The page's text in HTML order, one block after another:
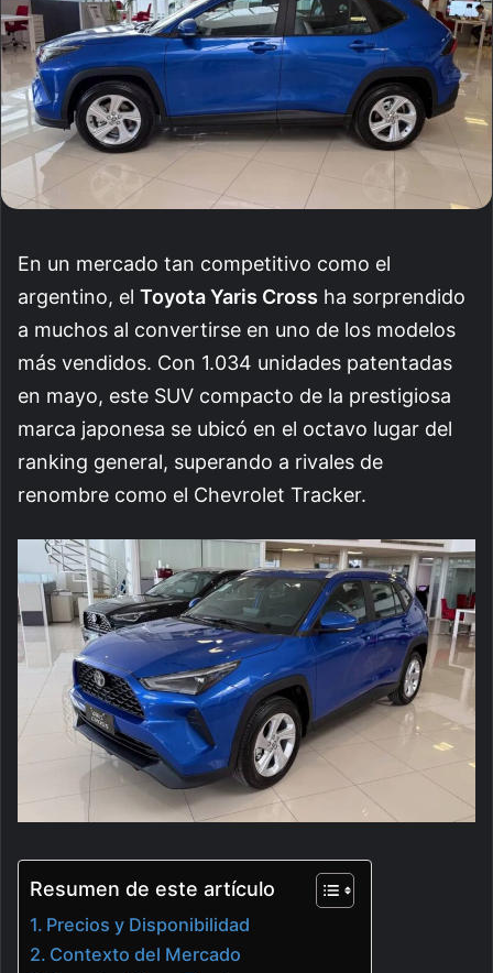
En un mercado tan competitivo como el
argentino, el Toyota Yaris Cross ha sorprendido
a muchos al convertirse en uno de los modelos
más vendidos. Con 1.034 unidades patentadas
en mayo, este SUV compacto de la prestigiosa
marca japonesa se ubicó en el octavo lugar del
ranking general, superando a rivales de
renombre como el Chevrolet Tracker.
Resumen de este artículo
Precios y Disponibilidad
Contexto del Mercado